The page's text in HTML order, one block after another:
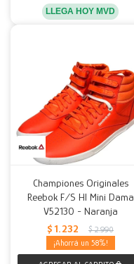
LLEGA HOY MVD
Championes Originales
Reebok F/S HI Mini Dama
V52130 - Naranja
$ 1.232 $ 2.990
58